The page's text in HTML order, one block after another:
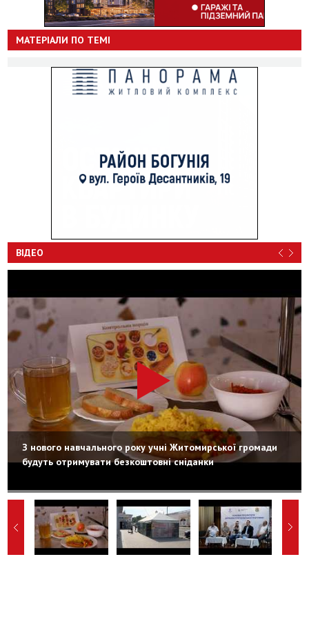
МАТЕРІАЛИ ПО ТЕМІ
ВІДЕО
З нового навчального року учні Житомирської громади
будуть отримувати безкоштовні сніданки